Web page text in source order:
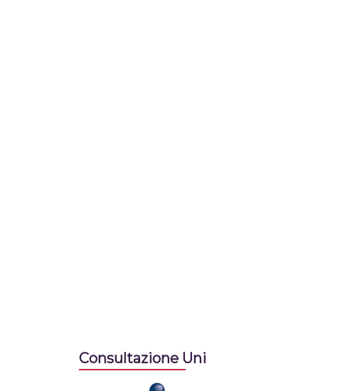
Consultazione Uni